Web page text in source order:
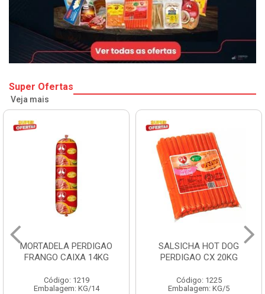
Super Ofertas
Veja mais
MORTADELA PERDIGAO
FRANGO CAIXA 14KG
Código: 1219
Embalagem: KG/14
SALSICHA HOT DOG
PERDIGAO CX 20KG
Código: 1225
Embalagem: KG/5